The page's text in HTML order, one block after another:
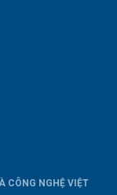
CÔNG NGHỆ VIỆT